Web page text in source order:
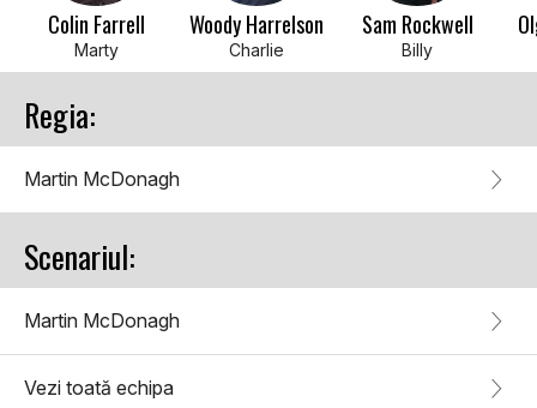
Colin Farrell
Marty
Woody Harrelson
Charlie
Sam Rockwell
Billy
Regia:
Martin McDonagh
Scenariul:
Martin McDonagh
Vezi toată echipa